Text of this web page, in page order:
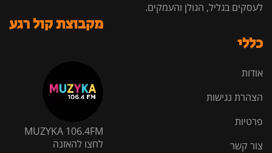
לעסקים בגליל, הגולן והעמקים.
כללי
אודות
הצהרת נגישות
פרטיות
צור קשר
מקבוצת קול רגע
MUZYKA 106.4FM
לחצו להאזנה